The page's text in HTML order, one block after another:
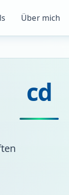
Über mich
cd